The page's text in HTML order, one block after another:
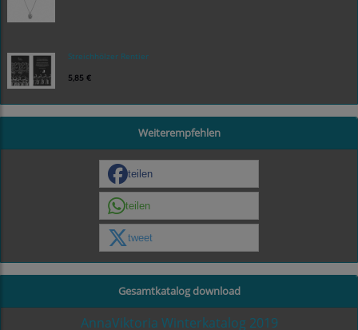
Streichhölzer Rentier
5,85 €
Weiterempfehlen
teilen
teilen
tweet
Gesamtkatalog download
AnnaViktoria Winterkatalog 2019